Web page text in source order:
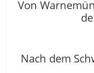
Von
Nach dem